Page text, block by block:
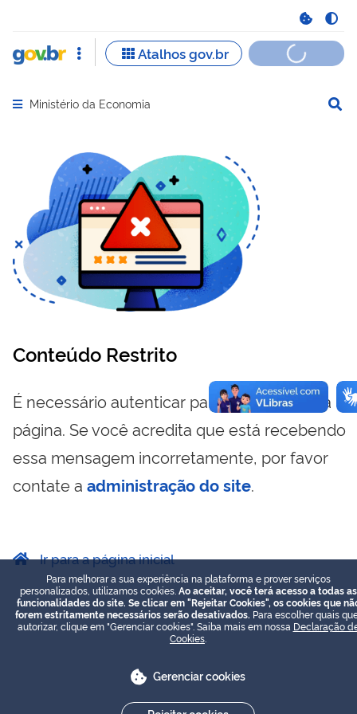
Abrir menu principal de navegação
Ministério da Economia
Conteúdo Restrito
É necessário autenticar para visualizar essa
página. Se você acredita que está recebendo
essa mensagem incorretamente, por favor
contate a administração do site.
Ir para a página inicial
Para melhorar a sua experiência na plataforma e prover serviços
personalizados, utilizamos cookies. Ao aceitar, você terá acesso a todas as
funcionalidades do site. Se clicar em "Rejeitar Cookies", os cookies que
forem estritamente necessários serão desativados. Para escolher quais
autorizar, clique em "Gerenciar cookies". Saiba mais em nossa Declaração
Cookies
Gerenciar cookies